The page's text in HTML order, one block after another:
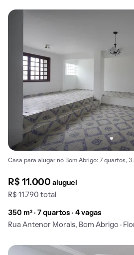
Casa para alugar no Bom Abrigo: 7 quartos, 3
R$ 11.000aluguel
R$ 11.790 total
350 m² · 7 quartos · 4 vagas
Rua Antenor Morais, Bom Abrigo ·